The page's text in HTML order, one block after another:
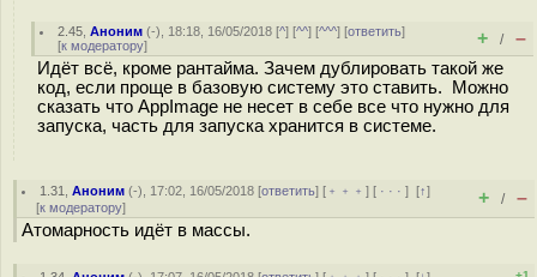
2.45 ,Аноним (-), 18:18, 16/05/2018 [^] [^^] [^^^] [ответить]
[к модератору] + / –
Идёт всё, кроме рантайма. Зачем дублировать такой же
код, если проще в базовую систему это ставить. Можно
сказать что AppImage не несет в себе все что нужно для
запуска, часть для запуска хранится в системе.
1.31 ,Аноним (-), 17:02, 16/05/2018 [ответить] [ ﹢﹢﹢] [ · · ·][↑]
[к модератору] + / –
Атомарность идёт в массы.